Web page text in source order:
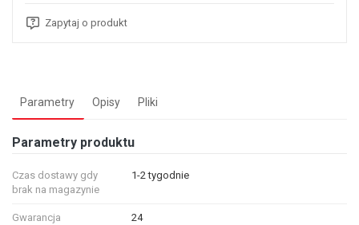
Zapytaj o produkt
Parametry Opisy Pliki
Parametry produktu
Czas dostawy gdy
brak na magazynie
1-2 tygodnie
Gwarancja 24